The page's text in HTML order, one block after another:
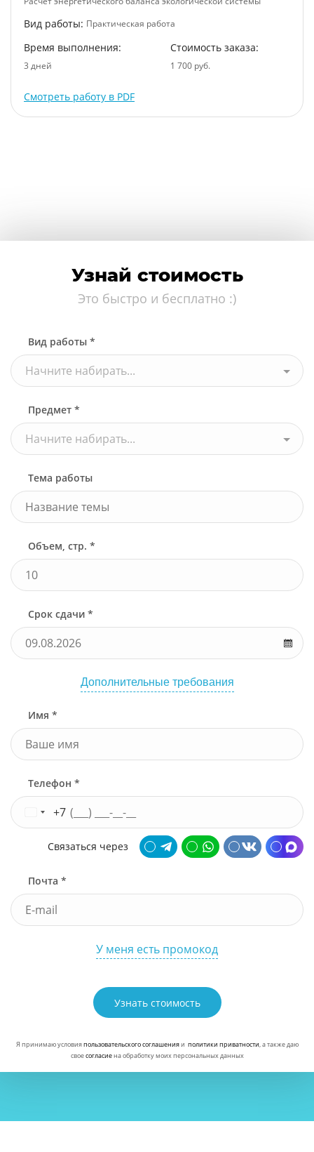
Вид работы: Практическая работа
Время выполнения:
3 дней
Стоимость заказа:
1 700 руб.
Смотреть работу в PDF
Узнай стоимость
Это быстро и бесплатно :)
Вид работы *
Начните набирать...
Предмет *
Начните набирать...
Тема работы
Объем, стр. *
Срок сдачи *
Дополнительные требования
Имя *
Телефон *
+7
Связаться через
Почта *
У меня есть промокод
Узнать стоимость
Я принимаю условияпользовательского соглашенияи политики приватности, а также даю
своесогласиена обработку моих персональных данных